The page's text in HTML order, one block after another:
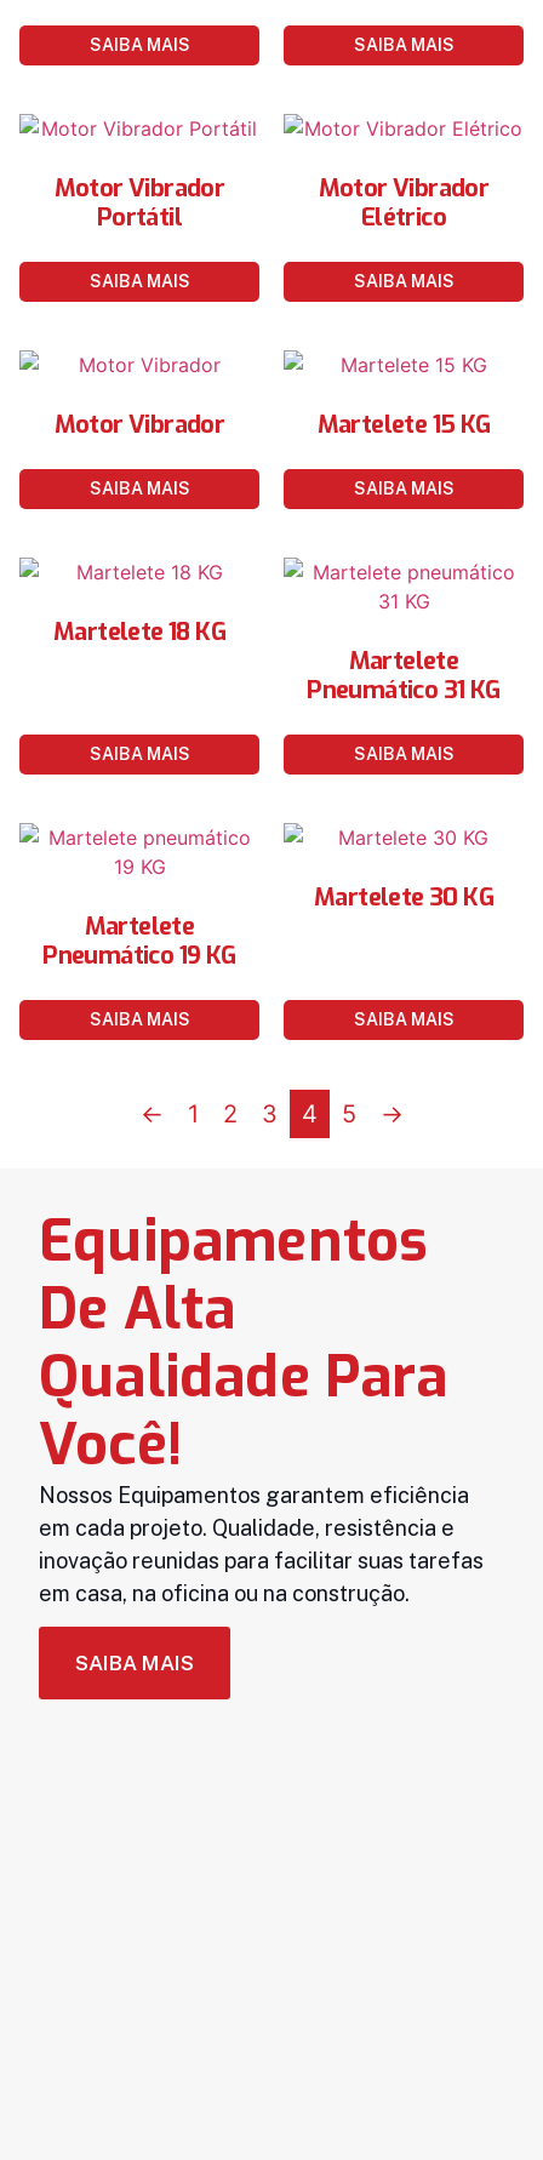
SAIBA MAIS SAIBA MAIS
Motor Vibrador
Portátil
SAIBA MAIS
Motor Vibrador
Elétrico
SAIBA MAIS
Motor Vibrador
SAIBA MAIS
Martelete 15 KG
SAIBA MAIS
Martelete 18 KG
SAIBA MAIS
Martelete
Pneumático 31 KG
SAIBA MAIS
Martelete
Pneumático 19 KG
SAIBA MAIS
Martelete 30 KG
SAIBA MAIS
← 1 2 3 4 5 →
Equipamentos
De Alta
Qualidade Para
Você!
Nossos Equipamentos garantem eficiência
em cada projeto. Qualidade, resistência e
inovação reunidas para facilitar suas tarefas
em casa, na oficina ou na construção.
SAIBA MAIS